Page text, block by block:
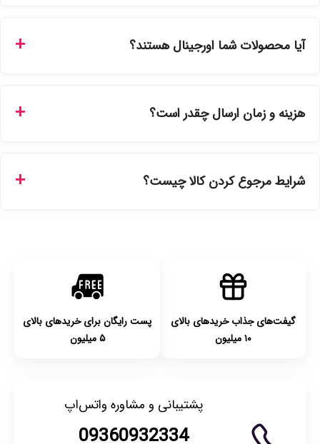
سفارشات در سایت، وضعیت لحظه‌ای مرسوله را مشاهده کنید.
آیا محصولات شما اورجینال هستند؟
نمایندگی‌های معتبر تهیه شده و دارای بچ‌کد قابل استعلام هستند.
هزینه و زمان ارسال چقدر است؟
انتخاب کنید و برای شهرستان‌ها بین یک الی ۳ روز کاری از طریق
شرایط مرجوع کردن کالا چیست؟
گیفت‌های جذاب خریدهای بالای
۱۰ میلیون
پست رایگان برای خریدهای بالای
۵ میلیون
پشتیبانی و مشاوره واتس‌اپ
09360932334